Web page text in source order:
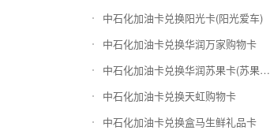
中石化加油卡兑换阳光卡(阳光爱车)
中石化加油卡兑换华润万家购物卡
中石化加油卡兑换华润苏果卡(苏果超市卡)（维护 请暂停提交）
中石化加油卡兑换天虹购物卡
中石化加油卡兑换盒马生鲜礼品卡